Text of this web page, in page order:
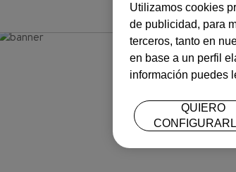
Utilizamos cookies
de publicidad, para
terceros, tanto en
en base a un perfil
información puedes
QUIERO